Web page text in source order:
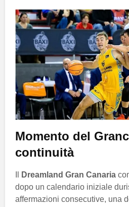
Momento del
continuità
Dreamland Gran Canaria
dopo un calendario iniziale
affermazioni consecutive, una